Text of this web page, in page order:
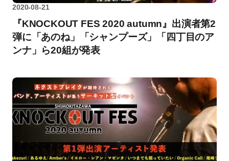
2020-08-21
『KNOCKOUT FES 2020 autumn』出演者第2
弾に「あのね」「シャンプーズ」「四丁目のア
ンナ」ら20組が発表